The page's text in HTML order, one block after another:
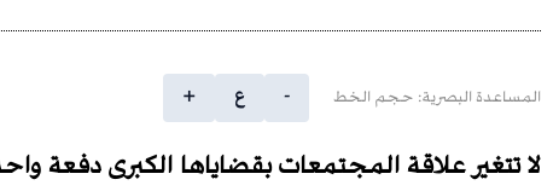
المساعدة البصرية: حجم الخط - ع +
لا تتغير علاقة المجتمعات بقضاياها الكبرى دفعة